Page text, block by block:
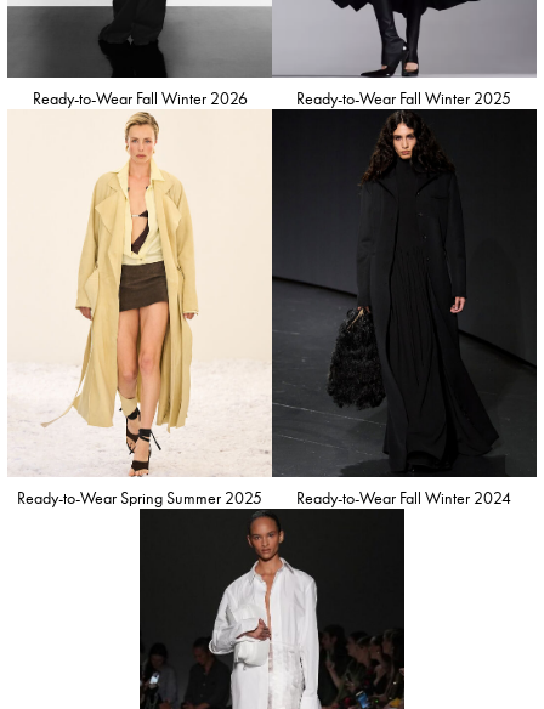
Ready-to-Wear Fall Winter 2026 Ready-to-Wear Fall Winter 2025
Ready-to-Wear Spring Summer 2025 Ready-to-Wear Fall Winter 2024